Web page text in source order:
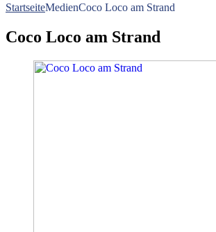
StartseiteMedienCoco Loco am Strand
Coco Loco am Strand